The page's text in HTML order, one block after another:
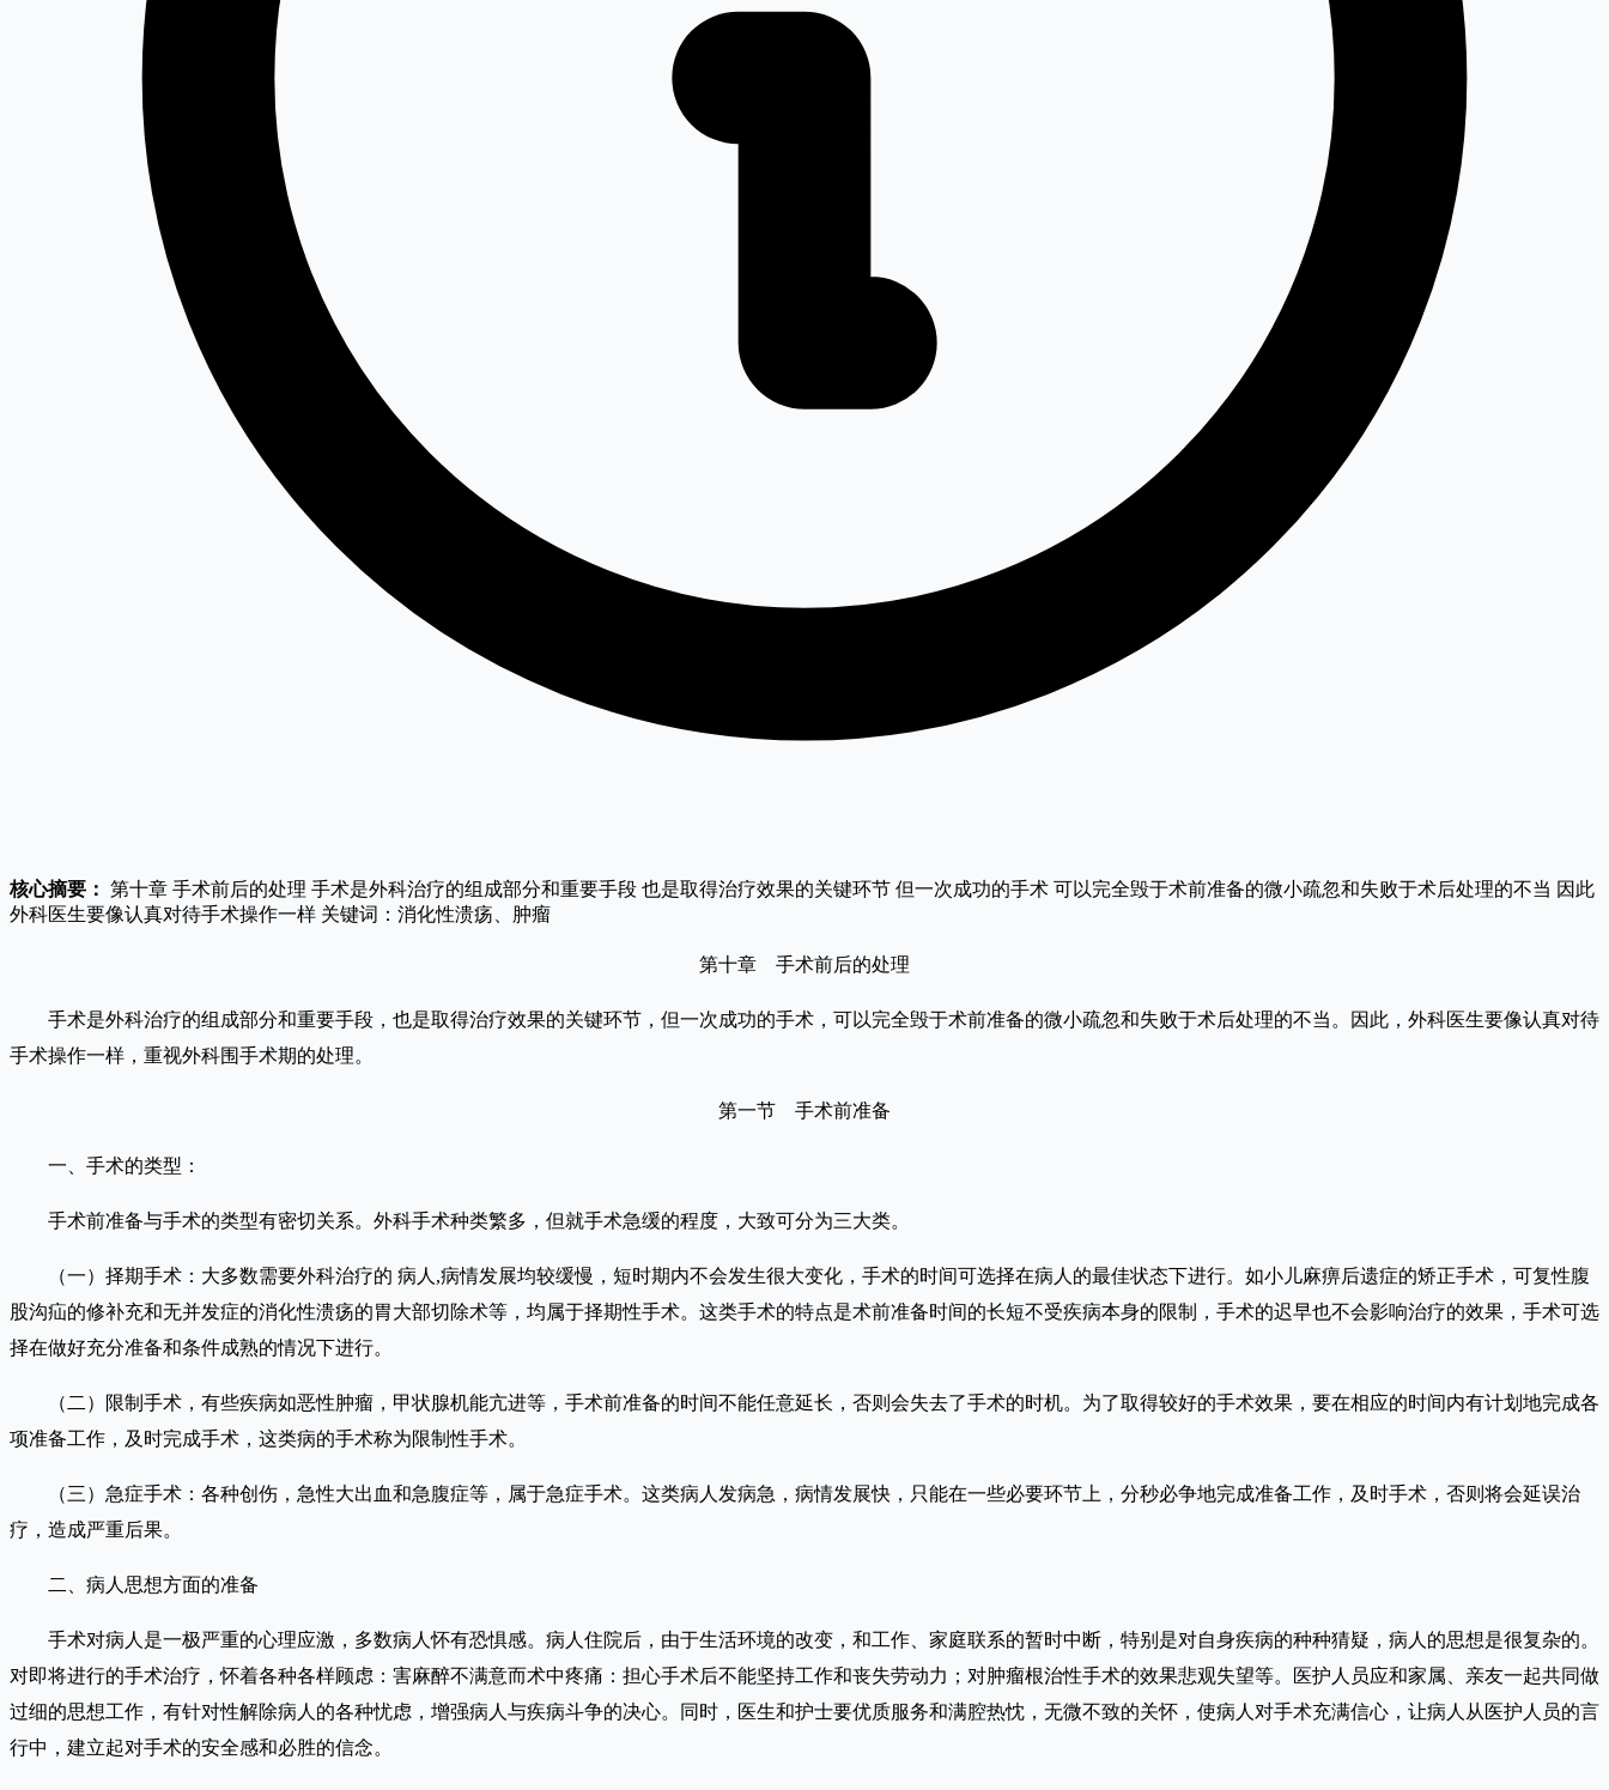
核心摘要： 第十章 手术前后的处理 手术是外科治疗的组成部分和重要手段 也是取得治疗效果的关键环节 但一次成功的手术 可以完全毁于术前准备的微小疏忽和失败于术后处理的不当 因此
外科医生要像认真对待手术操作一样 关键词：消化性溃疡、肿瘤
第十章 手术前后的处理
手术是外科治疗的组成部分和重要手段，也是取得治疗效果的关键环节，但一次成功的手术，可以完全毁于术前准备的微小疏忽和失败于术后处理的不当。因此，外科医生要像认真对待
手术操作一样，重视外科围手术期的处理。
第一节 手术前准备
一、手术的类型：
手术前准备与手术的类型有密切关系。外科手术种类繁多，但就手术急缓的程度，大致可分为三大类。
（一）择期手术：大多数需要外科治疗的 病人,病情发展均较缓慢，短时期内不会发生很大变化，手术的时间可选择在病人的最佳状态下进行。如小儿麻痹后遗症的矫正手术，可复性腹
股沟疝的修补充和无并发症的消化性溃疡的胃大部切除术等，均属于择期性手术。这类手术的特点是术前准备时间的长短不受疾病本身的限制，手术的迟早也不会影响治疗的效果，手术可选
择在做好充分准备和条件成熟的情况下进行。
（二）限制手术，有些疾病如恶性肿瘤，甲状腺机能亢进等，手术前准备的时间不能任意延长，否则会失去了手术的时机。为了取得较好的手术效果，要在相应的时间内有计划地完成各
项准备工作，及时完成手术，这类病的手术称为限制性手术。
（三）急症手术：各种创伤，急性大出血和急腹症等，属于急症手术。这类病人发病急，病情发展快，只能在一些必要环节上，分秒必争地完成准备工作，及时手术，否则将会延误治
疗，造成严重后果。
二、病人思想方面的准备
手术对病人是一极严重的心理应激，多数病人怀有恐惧感。病人住院后，由于生活环境的改变，和工作、家庭联系的暂时中断，特别是对自身疾病的种种猜疑，病人的思想是很复杂的。
对即将进行的手术治疗，怀着各种各样顾虑：害麻醉不满意而术中疼痛：担心手术后不能坚持工作和丧失劳动力；对肿瘤根治性手术的效果悲观失望等。医护人员应和家属、亲友一起共同做
过细的思想工作，有针对性解除病人的各种忧虑，增强病人与疾病斗争的决心。同时，医生和护士要优质服务和满腔热忱，无微不致的关怀，使病人对手术充满信心，让病人从医护人员的言
行中，建立起对手术的安全感和必胜的信念。